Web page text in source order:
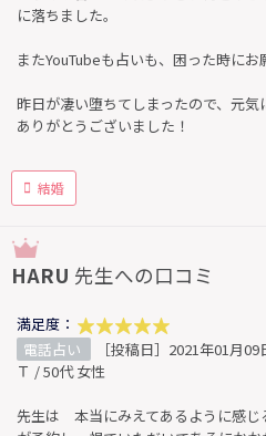
に落ちました。
またYouTubeも占いも、困った時にお
昨日が凄い堕ちてしまったので、元気
ありがとうございました！
結婚
HARU 先生への口コミ
満足度：
電話占い
［投稿日］2021年01月09
Ｔ / 50代 女性
先生は 本当にみえてあるように感